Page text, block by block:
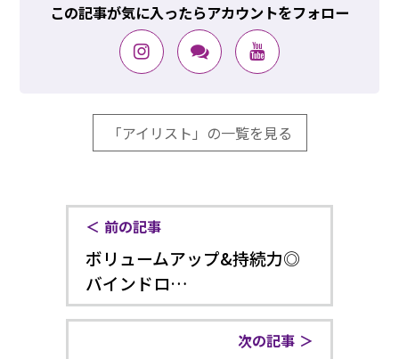
この記事が気に入ったらアカウントをフォロー
「アイリスト」の一覧を見る
前の記事
ボリュームアップ&持続力◎
バインドロ…
次の記事